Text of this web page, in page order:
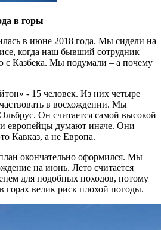
в горы
в июне 2018 года. Мы сидели на
когда наш бывший сотрудник
с Казбека. Мы подумали – а почему
- 15 человек. Из них четыре
в восхождении. Мы
Он считается самой высокой
европейцы думают иначе. Они
Кавказ, а не Европа.
окончательно оформился. Мы
на июнь. Лето считается
для подобных походов, потому
горах велик риск плохой погоды.